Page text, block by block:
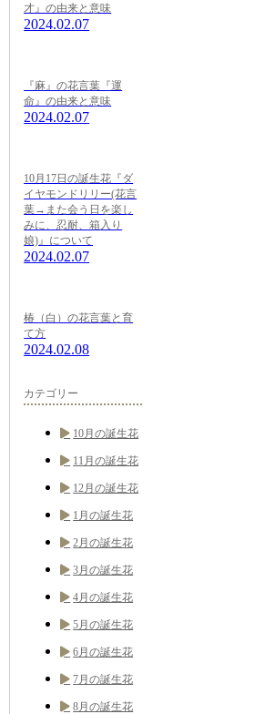
才』の由来と意味
2024.02.07
『麻』の花言葉『運
命』の由来と意味
2024.02.07
10月17日の誕生花『ダ
イヤモンドリリー(花言
葉→また会う日を楽し
みに、忍耐、箱入り
娘)』について
2024.02.07
椿（白）の花言葉と育
て方
2024.02.08
カテゴリー
10月の誕生花
11月の誕生花
12月の誕生花
1月の誕生花
2月の誕生花
3月の誕生花
4月の誕生花
5月の誕生花
6月の誕生花
7月の誕生花
8月の誕生花